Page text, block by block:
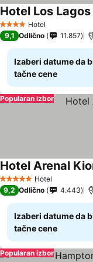
4 ZvezdiceHotel
Hotel Los
9,1 Odlično 11.857
Izaberi datume da
tačne cene
Popularan izbor
5 ZvezdiceHotel
Hotel Arenal
9,2 Odlično 4.443
Izaberi datume da
tačne cene
Popularan izbor